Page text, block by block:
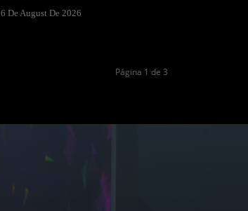
6 De August De 2026
Página 1 de 3